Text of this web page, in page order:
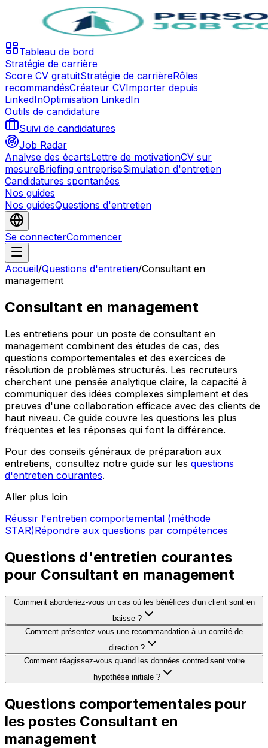
Tableau de bord
Stratégie de carrière
Score CV gratuitStratégie de carrièreRôles
recommandésCréateur CVImporter depuis
LinkedInOptimisation LinkedIn
Outils de candidature
Suivi de candidatures
Job Radar
Analyse des écartsLettre de motivationCV sur
mesureBriefing entrepriseSimulation d'entretien
Candidatures spontanées
Nos guides
Nos guidesQuestions d'entretien
Se connecterCommencer
Accueil/Questions d'entretien/Consultant en
management
Consultant en management
Les entretiens pour un poste de consultant en
management combinent des études de cas, des
questions comportementales et des exercices de
résolution de problèmes structurés. Les recruteurs
cherchent une pensée analytique claire, la capacité à
communiquer des idées complexes simplement et des
preuves d'une collaboration efficace avec des clients de
haut niveau. Ce guide couvre les questions les plus
fréquentes et les réponses qui font la différence.
Pour des conseils généraux de préparation aux
entretiens, consultez notre guide sur les questions
d'entretien courantes.
Aller plus loin
Réussir l'entretien comportemental (méthode
STAR)Répondre aux questions par compétences
Questions d'entretien courantes
pour Consultant en management
Comment aborderiez-vous un cas où les bénéfices d'un client sont en
baisse ?
Comment présentez-vous une recommandation à un comité de
direction ?
Comment réagissez-vous quand les données contredisent votre
hypothèse initiale ?
Questions comportementales pour
les postes Consultant en
management